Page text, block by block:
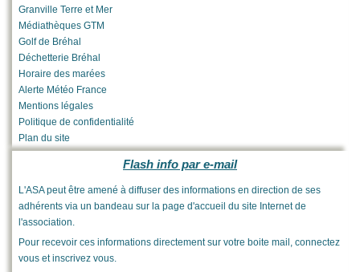
Granville Terre et Mer
Médiathèques GTM
Golf de Bréhal
Déchetterie Bréhal
Horaire des marées
Alerte Météo France
Mentions légales
Politique de confidentialité
Plan du site
Flash info par e-mail
L'ASA peut être amené à diffuser des informations en direction de ses
adhérents via un bandeau sur la page d'accueil du site Internet de
l'association.
Pour recevoir ces informations directement sur votre boite mail, connectez
vous et inscrivez vous.